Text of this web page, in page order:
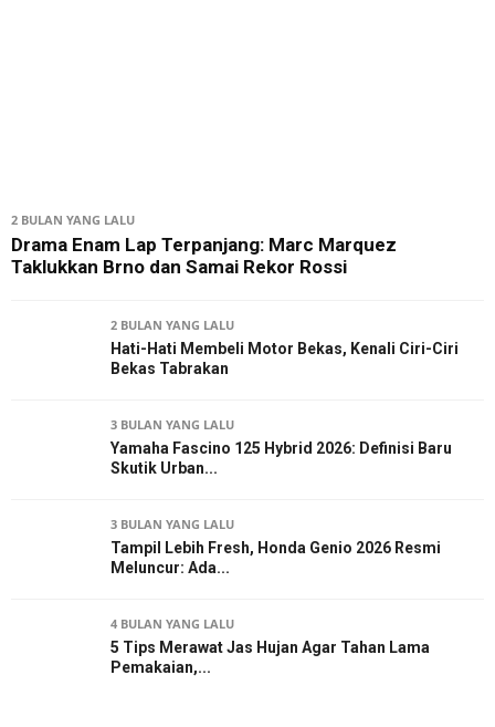
2 BULAN YANG LALU
Drama Enam Lap Terpanjang: Marc Marquez
Taklukkan Brno dan Samai Rekor Rossi
2 BULAN YANG LALU
Hati-Hati Membeli Motor Bekas, Kenali Ciri-Ciri
Bekas Tabrakan
3 BULAN YANG LALU
Yamaha Fascino 125 Hybrid 2026: Definisi Baru
Skutik Urban...
3 BULAN YANG LALU
Tampil Lebih Fresh, Honda Genio 2026 Resmi
Meluncur: Ada...
4 BULAN YANG LALU
5 Tips Merawat Jas Hujan Agar Tahan Lama
Pemakaian,...